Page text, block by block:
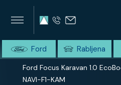
SUMMIT AVTO
Home
Domov
Celotna ponudba
Ford Focus Karavan 1.0
NAVI-F1-KAM
Ford Rabljena